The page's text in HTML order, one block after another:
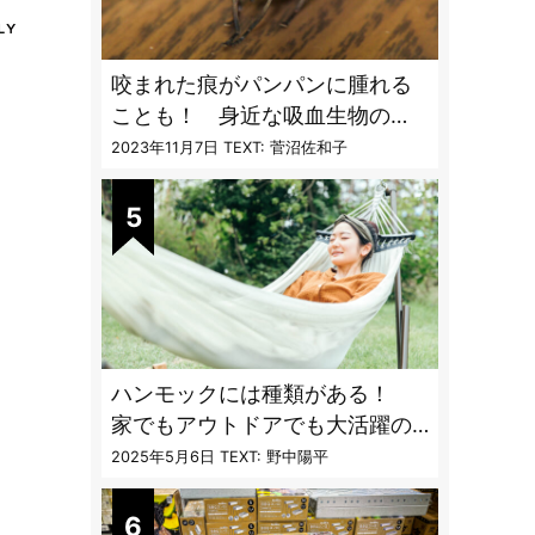
咬まれた痕がパンパンに腫れる
ことも！ 身近な吸血生物の
〝生態と対策〟【vol.04 ア
ブ・ブユ・ヌカカ】
2023年11月7日 TEXT: 菅沼佐和子
ハンモックには種類がある！
家でもアウトドアでも大活躍の
ハンモックの特徴と選び方のコ
ツとは
2025年5月6日 TEXT: 野中陽平